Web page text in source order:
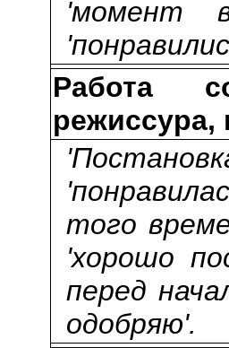
'момент
Работа
режиссура,
того
'хорошо
перед
одобряю'.